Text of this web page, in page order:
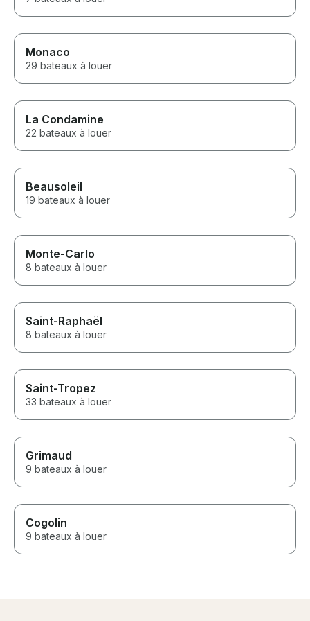
Monaco
29 bateaux à louer
La Condamine
22 bateaux à louer
Beausoleil
19 bateaux à louer
Monte-Carlo
8 bateaux à louer
Saint-Raphaël
8 bateaux à louer
Saint-Tropez
33 bateaux à louer
Grimaud
9 bateaux à louer
Cogolin
9 bateaux à louer